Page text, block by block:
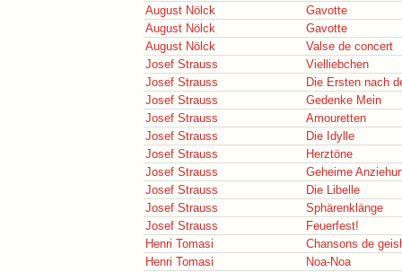
August Nölck
Gavotte
August Nölck
Gavotte
August Nölck
Valse de concert
Josef Strauss
Vielliebchen
Josef Strauss
Die Ersten nach
Josef Strauss
Gedenke Mein
Josef Strauss
Amouretten
Josef Strauss
Die Idylle
Josef Strauss
Herztöne
Josef Strauss
Geheime
Josef Strauss
Die Libelle
Josef Strauss
Sphärenklänge
Josef Strauss
Feuerfest!
Henri Tomasi
Chansons de
Henri Tomasi
Noa-Noa